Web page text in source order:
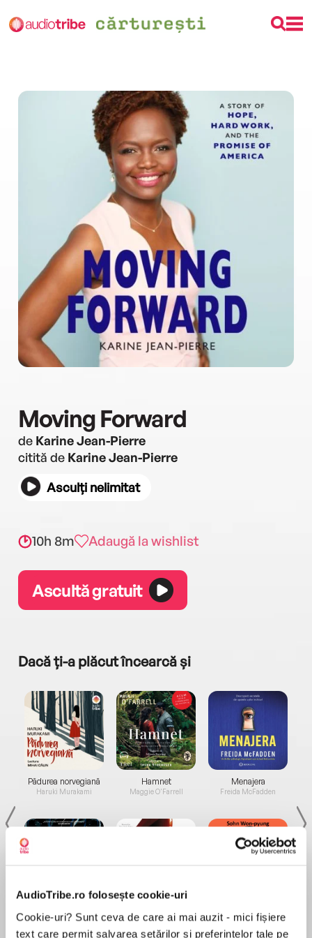
AudioTribe.ro folosește cookie-uri
Cookie-uri? Sunt ceva de care ai mai auzit - mici fișiere
text care permit salvarea setărilor și preferințelor tale pe
Moving Forward
de Karine Jean-Pierre
citită de Karine Jean-Pierre
Asculți nelimitat
10h 8m Adaugă la wishlist
Ascultă gratuit
Dacă ți-a plăcut încearcă și
Pădurea norvegiană
Haruki Murakami
de...
Dani Francis
Hamnet
Maggie O'Farrell
la...
Lauren Weisberger
Menajera
Freida McFadden
Sohn Won-pyung